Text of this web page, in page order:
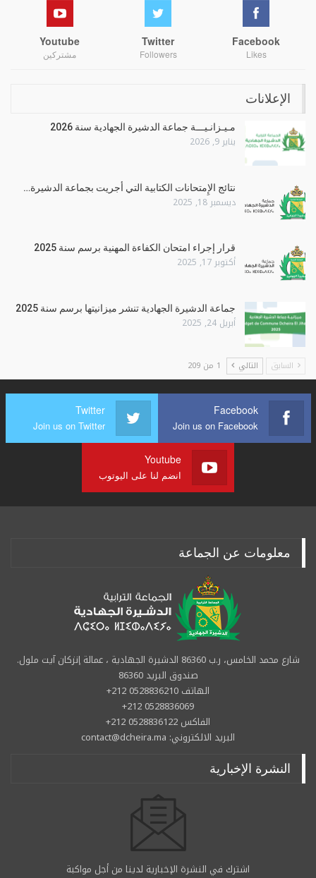
Facebook
Likes
Twitter
Followers
Youtube
مشتركين
الإعلانات
مـيـزانـيـــة جماعة الدشيرة الجهادية سنة 2026
يناير 9, 2026
نتائج الإِمتحانات الكتابية التي أجريت بجماعة الدشيرة…
ديسمبر 18, 2025
قرار إجراء امتحان الكفاءة المهنية برسم سنة 2025
أكتوبر 17, 2025
جماعة الدشيرة الجهادية تنشر ميزانيتها برسم سنة 2025
أبريل 24, 2025
السابق التالي 1 من 209
Facebook
Join us on Facebook
Twitter
Join us on Twitter
Youtube
انضم لنا على اليوتوب
معلومات عن الجماعة
شارع محمد الخامس، ر.ب 86360 الدشيرة الجهادية ، عمالة إنزكان آيت ملول.
صندوق البريد 86360
الهاتف 0528836210 212+
0528836069 212+
الفاكس 0528836122 212+
البريد الالكتروني: contact@dcheira.ma
النشرة الإخبارية
اشترك في النشرة الإخبارية لدينا من أجل مواكبة